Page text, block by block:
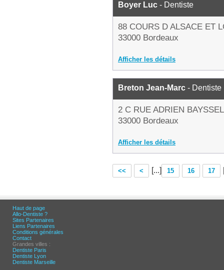
Boyer Luc - Dentiste
88 COURS D ALSACE ET
33000 Bordeaux
Afficher les détails
Breton Jean-Marc - Dentiste
2 C RUE ADRIEN
33000 Bordeaux
Afficher les détails
<< < [...] 15 16 17
Haut de page
Allo-Dentiste ?
Sites Partenaires
Liens Partenaires
Conditions générales
Contact
Grandes villes :
Dentiste Paris
Dentiste Lyon
Dentiste Marseille